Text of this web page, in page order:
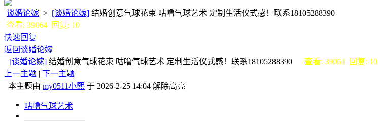
谈婚论嫁 > [谈婚论嫁] 结婚创意气球花束 咕噜气球艺术 定制生活仪式感！联系18105288390
查看: 39064 回复: 10
快速回复
返回谈婚论嫁
[谈婚论嫁] 结婚创意气球花束 咕噜气球艺术 定制生活仪式感！联系18105288390 查看: 39064 回复: 10
上一主题 | 下一主题
本主题由 my0511小熙 于 2026-2-25 14:04 解除高亮
咕噜气球艺术